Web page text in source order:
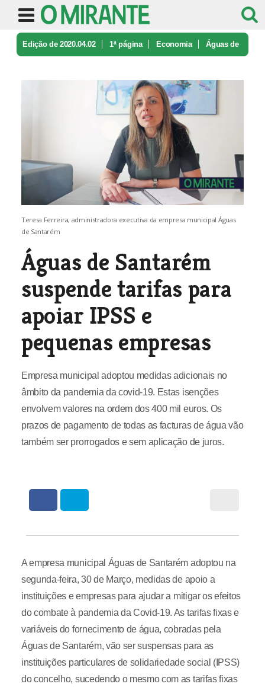
Edição de 2020.04.02 1ª página Economia Águas de
Teresa Ferreira, administradora executiva da empresa municipal Águas
de Santarém
Águas de Santarém
suspende tarifas para
apoiar IPSS e
pequenas empresas
Empresa municipal adoptou medidas adicionais no
âmbito da pandemia da covid-19. Estas isenções
envolvem valores na ordem dos 400 mil euros. Os
prazos de pagamento de todas as facturas de água vão
também ser prorrogados e sem aplicação de juros.
A empresa municipal Águas de Santarém adoptou na
segunda-feira, 30 de Março, medidas de apoio a
instituições e empresas para ajudar a mitigar os efeitos
do combate à pandemia da Covid-19. As tarifas fixas e
variáveis do fornecimento de água, cobradas pela
Águas de Santarém, vão ser suspensas para as
instituições particulares de solidariedade social (IPSS)
do concelho, sucedendo o mesmo com as tarifas fixas